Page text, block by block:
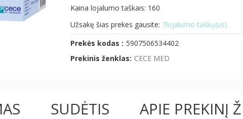
Kaina lojalumo taškais: 160
Užsakę šias prekes gausite: 7lojalumo taškų(us).
Prekės kodas : 5907506534402
Prekinis ženklas: CECE MED
SUDĖTIS
APIE PREKINĮ